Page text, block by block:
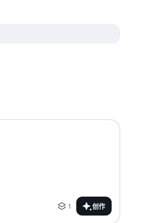
1 创作